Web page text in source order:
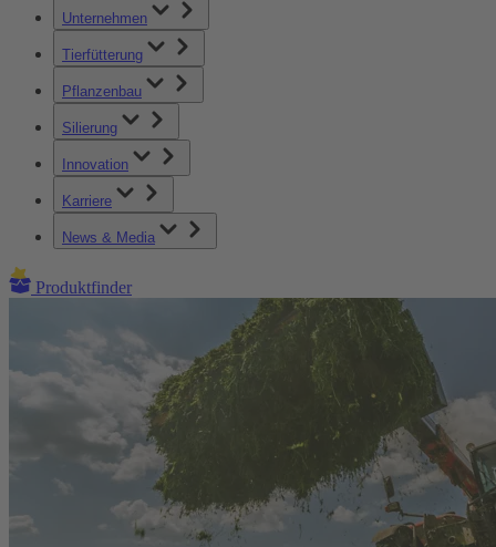
Unternehmen
Tierfütterung
Pflanzenbau
Silierung
Innovation
Karriere
News & Media
Produktfinder